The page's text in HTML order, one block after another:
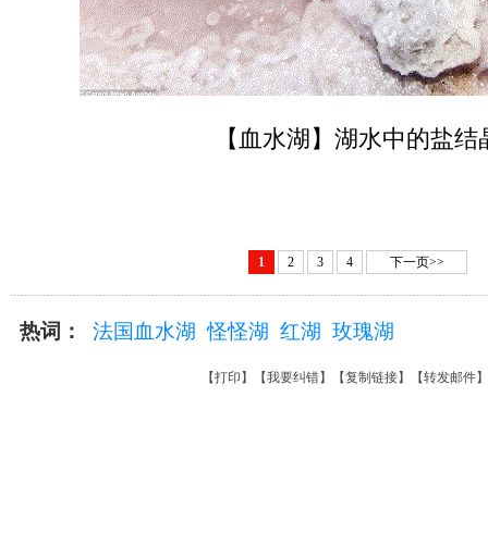
【血水湖】湖水中的盐结
1 2 3 4 下一页>>
热词： 法国血水湖 怪怪湖 红湖 玫瑰湖
【打印 】【我要纠错】【复制链接】【转发邮件